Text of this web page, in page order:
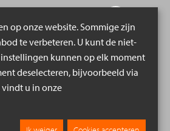
op onze website. Sommige zijn
te verbeteren. U kunt de niet-
kunnen op elk moment
deselecteren, bijvoorbeeld via
u in onze